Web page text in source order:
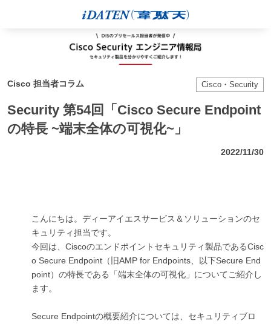
Cisco 担当者コラム Cisco・Security
Security 第54回「Cisco Secure Endpoint
の特長 ~端末全体の可視化~」
2022/11/30
こんにちは。ディーアイエスサービス＆ソリューションのセ
キュリティ担当です。
今回は、Ciscoのエンドポイントセキュリティ製品であるCisc
o Secure Endpoint（旧AMP for Endpoints、以下Secure End
point）の特長である「端末全体の可視化」についてご紹介し
ます。
Secure Endpointの概要紹介については、セキュリティブロ